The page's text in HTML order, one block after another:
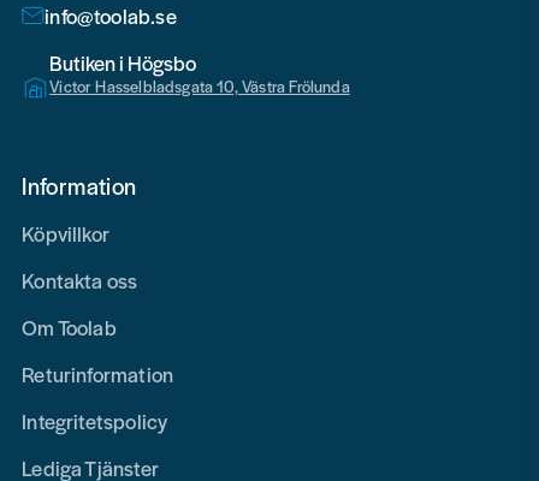
info@toolab.se
Butiken i Högsbo
Victor Hasselbladsgata 10, Västra Frölunda
Information
Köpvillkor
Kontakta oss
Om Toolab
Returinformation
Integritetspolicy
Lediga Tjänster